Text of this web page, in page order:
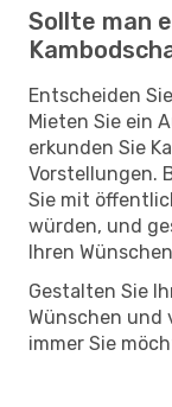
Sollte man
Entscheiden
Mieten Sie ein
erkunden Sie
Vorstellungen.
Sie mit
würden, und
Ihren
Gestalten Sie
Wünschen und
immer Sie